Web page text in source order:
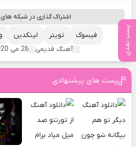
پست بعدی
اشتراک گذاری در شبکه های
لینکدین تویتر
فیسوک
آهنگ قدیمی
26 می 2020
پست های پیشنهادی